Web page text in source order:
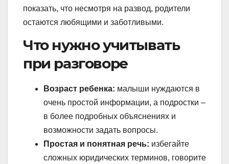
показать, что несмотря на развод, родители
остаются любящими и заботливыми.
Что нужно учитывать
при разговоре
Возраст ребенка: малыши нуждаются в
очень простой информации, а подростки –
в более подробных объяснениях и
возможности задать вопросы.
Простая и понятная речь: избегайте
сложных юридических терминов, говорите